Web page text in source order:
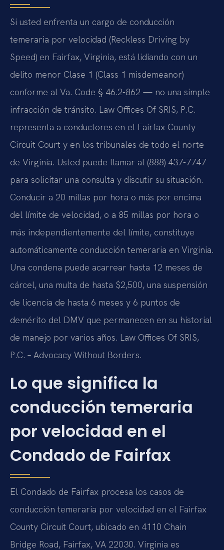
Si usted enfrenta un cargo de conducción
temeraria por velocidad (Reckless Driving by
Speed) en Fairfax, Virginia, está lidiando con un
delito menor Clase 1 (Class 1 misdemeanor)
conforme al Va. Code § 46.2-862 — no una simple
infracción de tránsito. Law Offices Of SRIS, P.C.
representa a conductores en el Fairfax County
Circuit Court y en los tribunales de todo el norte
de Virginia. Usted puede llamar al (888) 437-7747
para solicitar una consulta y discutir su situación.
Conducir a 20 millas por hora o más por encima
del límite de velocidad, o a 85 millas por hora o
más independientemente del límite, constituye
automáticamente conducción temeraria en Virginia.
Una condena puede acarrear hasta 12 meses de
cárcel, una multa de hasta $2,500, una suspensión
de licencia de hasta 6 meses y 6 puntos de
demérito del DMV que permanecen en su historial
de manejo por varios años. Law Offices Of SRIS,
P.C. – Advocacy Without Borders.
Lo que significa la
conducción temeraria
por velocidad en el
Condado de Fairfax
El Condado de Fairfax procesa los casos de
conducción temeraria por velocidad en el Fairfax
County Circuit Court, ubicado en 4110 Chain
Bridge Road, Fairfax, VA 22030. Virginia es